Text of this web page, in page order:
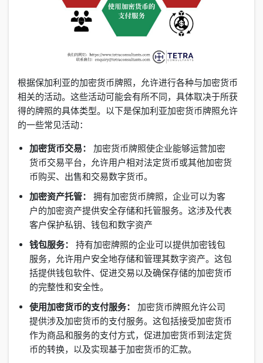
根据保加利亚的加密货币牌照，允许进行各种与加密货币
相关的活动。这些活动可能会有所不同，具体取决于所获
得的牌照的具体类型。以下是保加利亚加密货币牌照允许
的一些常见活动：
加密货币交易：
加密货币牌照使企业能够运营加密
货币交易平台，允许用户相对法定货币或其他加密货
币购买、出售和交易数字货币。
加密资产托管： 拥有加密货币牌照，企业可以为客
户的加密资产提供安全存储和托管服务。这涉及代表
客户保护私钥、钱包和数字资产
钱包服务：
持有加密牌照的企业可以提供加密钱包
服务，允许用户安全地存储和管理其数字资产。这包
括提供钱包软件、促进交易以及确保存储的加密货币
的完整性和安全性。
使用加密货币的支付服务：
加密货币牌照允许公司
提供涉及加密货币的支付服务。这包括接受加密货币
作为商品和服务的支付方式，促进加密货币到法定货
币的转换，以及实现基于加密货币的汇款。